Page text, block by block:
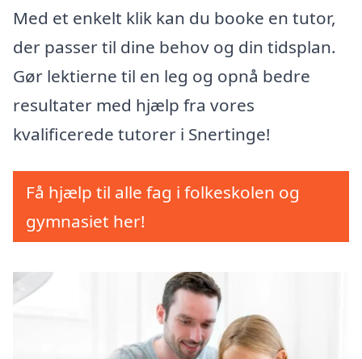
Med et enkelt klik kan du booke en tutor,
der passer til dine behov og din tidsplan.
Gør lektierne til en leg og opnå bedre
resultater med hjælp fra vores
kvalificerede tutorer i Snertinge!
Få hjælp til alle fag i folkeskolen og
gymnasiet her!